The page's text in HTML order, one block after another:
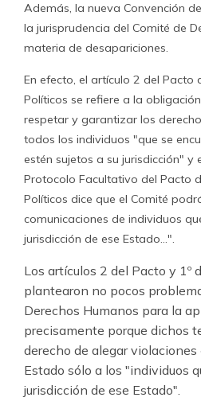
Además, la nueva Convención
la jurisprudencia del Comité de
materia de desapariciones.
En efecto, el artículo 2 del Pacto
Políticos se refiere a la
respetar y garantizar los
todos los individuos "que se
estén sujetos a su jurisdicción" y
Protocolo Facultativo del Pacto
Políticos dice que el Comité
comunicaciones de individuos
jurisdicción de ese Estado…".
Los artículos 2 del Pacto y 1º
plantearon no pocos
Derechos Humanos para la
precisamente porque dichos
derecho de alegar
Estado sólo a los "individuos
jurisdicción de ese Estado".